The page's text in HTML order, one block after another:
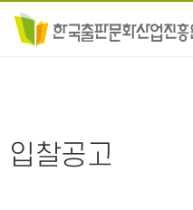
입찰공고